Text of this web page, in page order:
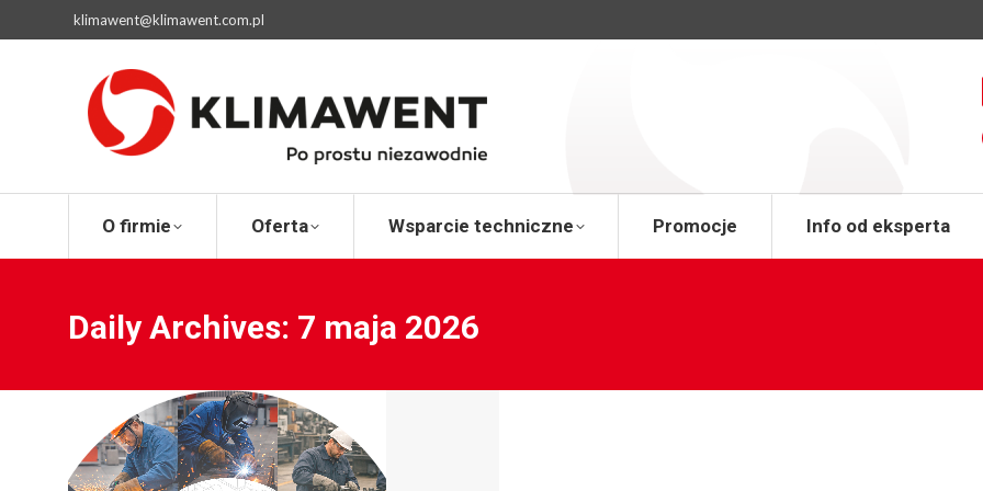
klimawent@klimawent.com.pl
O firmie Oferta Wsparcie techniczne Promocje Info od eksperta
Daily Archives: 7 maja 2026